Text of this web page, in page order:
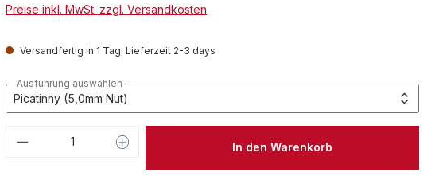
Preise inkl. MwSt. zzgl. Versandkosten
Versandfertig in 1 Tag, Lieferzeit 2-3 days
Ausführung auswählen
Produkt Anzahl: Gib den gewünschten Wert
In den Warenkorb